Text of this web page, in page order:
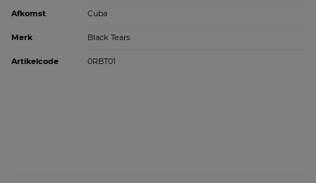
Afkomst Cuba
Merk Black Tears
Artikelcode 0RBT01